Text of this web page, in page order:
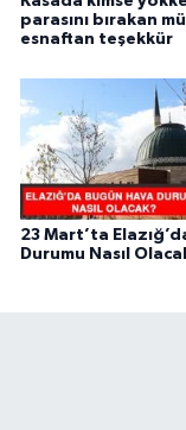
parasını bırakan
esnaftan teşekkür
23 Mart’ta
Durumu Nasıl